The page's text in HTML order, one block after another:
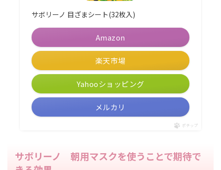
サボリーノ 目ざまシート(32枚入)
Amazon
楽天市場
Yahooショッピング
メルカリ
ポチップ
サボリーノ 朝用マスクを使うことで期待で